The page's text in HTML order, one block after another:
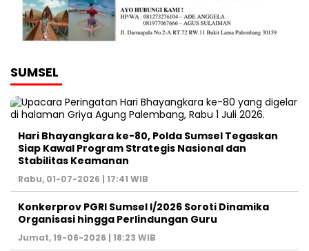
SUMSEL
Hari Bhayangkara ke-80, Polda Sumsel Tegaskan
Siap Kawal Program Strategis Nasional dan
Stabilitas Keamanan ‎
Rabu, 01-07-2026 | 17:41 WIB
Konkerprov PGRI Sumsel I/2026 Soroti Dinamika
Organisasi hingga Perlindungan Guru ‎
Jumat, 19-06-2026 | 18:23 WIB